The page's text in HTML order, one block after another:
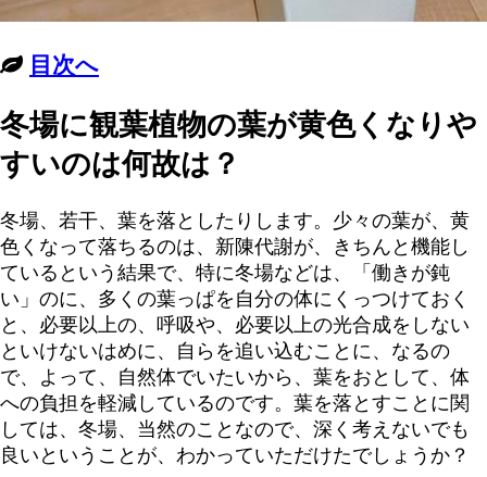
目次へ
冬場に観葉植物の葉が黄色くなりや
すいのは何故は？
冬場、若干、葉を落としたりします。少々の葉が、黄
色くなって落ちるのは、新陳代謝が、きちんと機能し
ているという結果で、特に冬場などは、「働きが鈍
い」のに、多くの葉っぱを自分の体にくっつけておく
と、必要以上の、呼吸や、必要以上の光合成をしない
といけないはめに、自らを追い込むことに、なるの
で、よって、自然体でいたいから、葉をおとして、体
への負担を軽減しているのです。葉を落とすことに関
しては、冬場、当然のことなので、深く考えないでも
良いということが、わかっていただけたでしょうか？